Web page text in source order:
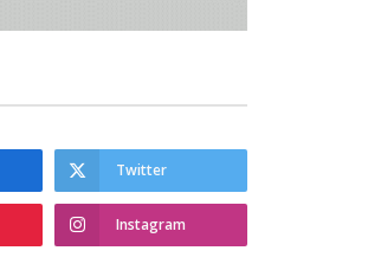
Twitter
Instagram